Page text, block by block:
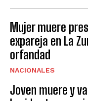
Mujer muere
expareja en La
orfandad
NACIONALES
Joven muere y